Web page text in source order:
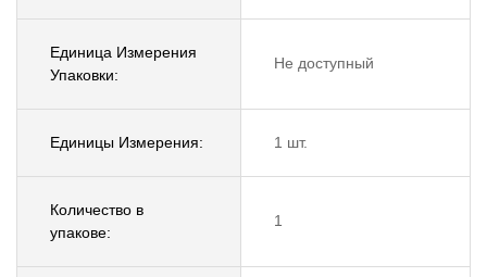
Единица Измерения
Упаковки:
Не доступный
Единицы Измерения: 1 шт.
Количество в
упакове:
1